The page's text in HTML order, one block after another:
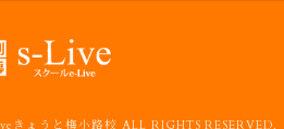
きょうと梅小路校 ALL RIGHTS RESERVED.